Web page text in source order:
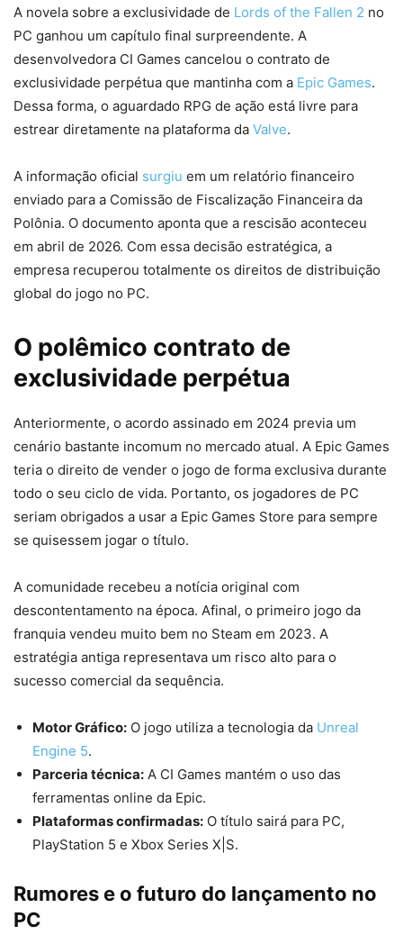
A novela sobre a exclusividade de Lords of the Fallen 2 no
PC ganhou um capítulo final surpreendente. A
desenvolvedora CI Games cancelou o contrato de
exclusividade perpétua que mantinha com a Epic Games.
Dessa forma, o aguardado RPG de ação está livre para
estrear diretamente na plataforma da Valve.
A informação oficial surgiu em um relatório financeiro
enviado para a Comissão de Fiscalização Financeira da
Polônia. O documento aponta que a rescisão aconteceu
em abril de 2026. Com essa decisão estratégica, a
empresa recuperou totalmente os direitos de distribuição
global do jogo no PC.
O polêmico contrato de
exclusividade perpétua
Anteriormente, o acordo assinado em 2024 previa um
cenário bastante incomum no mercado atual. A Epic Games
teria o direito de vender o jogo de forma exclusiva durante
todo o seu ciclo de vida. Portanto, os jogadores de PC
seriam obrigados a usar a Epic Games Store para sempre
se quisessem jogar o título.
A comunidade recebeu a notícia original com
descontentamento na época. Afinal, o primeiro jogo da
franquia vendeu muito bem no Steam em 2023. A
estratégia antiga representava um risco alto para o
sucesso comercial da sequência.
Motor Gráfico: O jogo utiliza a tecnologia da Unreal
Engine 5.
Parceria técnica: A CI Games mantém o uso das
ferramentas online da Epic.
Plataformas confirmadas: O título sairá para PC,
PlayStation 5 e Xbox Series X|S.
Rumores e o futuro do lançamento no
PC